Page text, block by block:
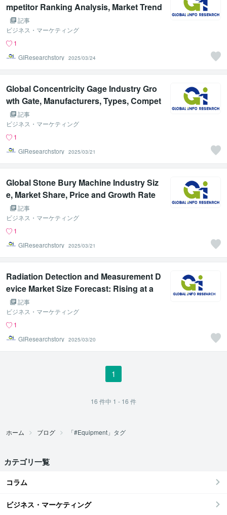
mpetitor Ranking Analysis, Market Trend
Forecast Report 2025-2031
記事
ビジネス・マーケティング
1
GIResearchstory 2025/03/24
Global Concentricity Gage Industry Gro
wth Gate, Manufacturers, Types, Compet
ition Landscape Analysis Report 2025
記事
ビジネス・マーケティング
1
GIResearchstory 2025/03/21
Global Stone Bury Machine Industry Siz
e, Market Share, Price and Growth Rate
Research Report 2025
記事
ビジネス・マーケティング
1
GIResearchstory 2025/03/21
Radiation Detection and Measurement D
evice Market Size Forecast: Rising at a
% CAGR by 2031, Reaching USD Million
記事
ビジネス・マーケティング
1
GIResearchstory 2025/03/20
1
16 件中 1 - 16 件
ホーム ブログ 「#Equipment」タグ
カテゴリ一覧
コラム
ビジネス・マーケティング